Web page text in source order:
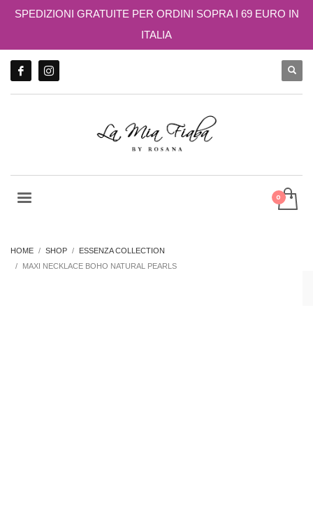
SPEDIZIONI GRATUITE PER ORDINI SOPRA I 69 EURO IN
ITALIA
HOME SHOP
ESSENZA COLLECTION
MAXI NECKLACE BOHO NATURAL PEARLS